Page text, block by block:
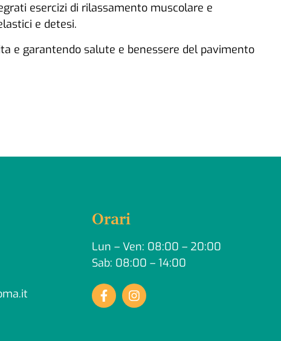
esercizi di rilassamento muscolare e
e detesi.
e garantendo salute e benessere del pavimento
Orari
Lun – Ven: 08:00 – 20:00
Sab: 08:00 – 14:00